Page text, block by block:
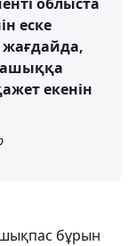
еске
екенін
бұрын